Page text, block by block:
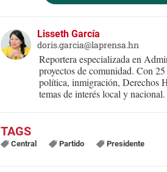
Lisseth García
doris.garcia@laprensa.hn
Reportera especializada en
proyectos de comunidad. Con
política, inmigración, Derechos
temas de interés local y nacional.
Central Partido Presidente